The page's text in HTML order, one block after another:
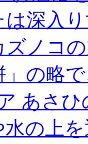
深入
ノコ
」の略
あさひ
水の上